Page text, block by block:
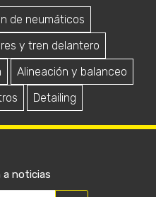
de neumáticos
y tren delantero
Alineación y balanceo
Detailing
a noticias